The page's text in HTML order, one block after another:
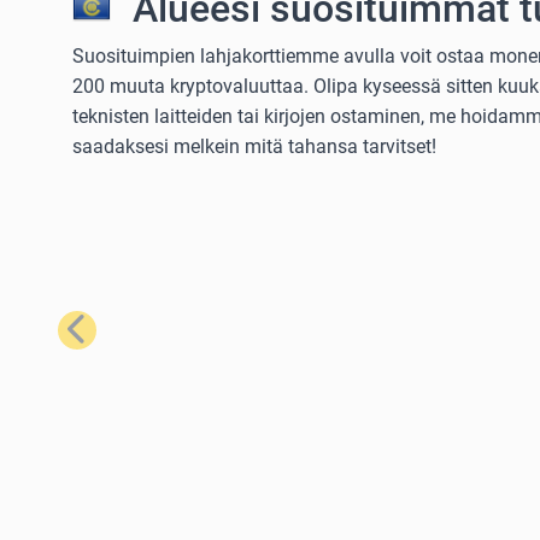
Suosituimpien lahjakorttiemme avulla voit ostaa
200 muuta kryptovaluuttaa. Olipa kyseessä sitten
teknisten laitteiden tai kirjojen ostaminen, me
saadaksesi melkein mitä tahansa tarvitset!
Edellinen